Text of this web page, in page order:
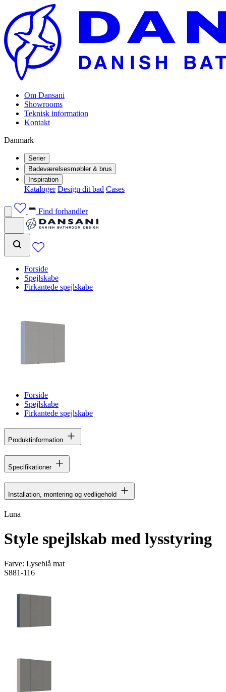
Om Dansani
Showrooms
Teknisk information
Kontakt
Danmark
Serier
Badeværelsesmøbler & brus
Inspiration
Kataloger Design dit bad Cases
Find forhandler
Forside
Spejlskabe
Firkantede spejlskabe
Forside
Spejlskabe
Firkantede spejlskabe
Produktinformation
Specifikationer
Installation, montering og vedligehold
Luna
Style spejlskab med lysstyring
Farve: Lyseblå mat
S881-116